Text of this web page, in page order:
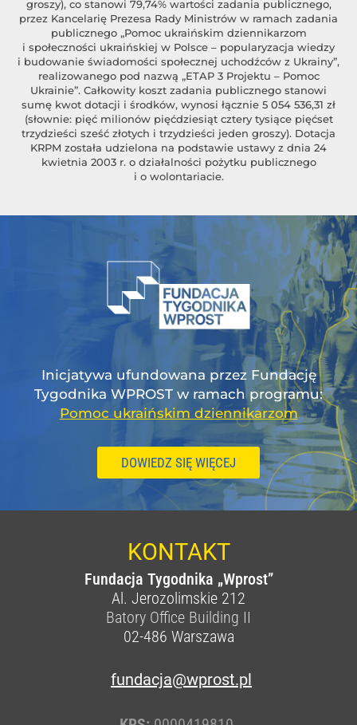
groszy), co stanowi 79,74% wartości zadania publicznego,
przez Kancelarię Prezesa Rady Ministrów w ramach zadania
publicznego „Pomoc ukraińskim dziennikarzom
i społeczności ukraińskiej w Polsce – popularyzacja wiedzy
i budowanie świadomości społecznej uchodźców z Ukrainy”,
realizowanego pod nazwą „ETAP 3 Projektu – Pomoc
Ukrainie”. Całkowity koszt zadania publicznego stanowi
sumę kwot dotacji i środków, wynosi łącznie 5 054 536,31 zł
(słownie: pięć milionów pięćdziesiąt cztery tysiące pięćset
trzydzieści sześć złotych i trzydzieści jeden groszy). Dotacja
KRPM została udzielona na podstawie ustawy z dnia 24
kwietnia 2003 r. o działalności pożytku publicznego
i o wolontariacie.
Inicjatywa ufundowana przez Fundację
Tygodnika WPROST w ramach programu:
Pomoc ukraińskim dziennikarzom
DOWIEDZ SIĘ WIĘCEJ
KONTAKT
Fundacja Tygodnika „Wprost”
Al. Jerozolimskie 212
Batory Office Building II
02-486 Warszawa
fundacja@wprost.pl